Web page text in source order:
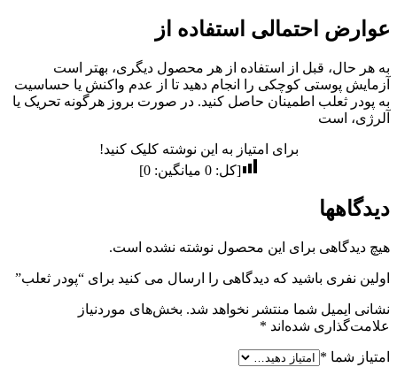
عوارض احتمالی استفاده از
به هر حال، قبل از استفاده از هر محصول دیگری، بهتر است
آزمایش پوستی کوچکی را انجام دهید تا از عدم واکنش یا حساسیت
به پودر ثعلب اطمینان حاصل کنید. در صورت بروز هرگونه تحریک یا
آلرژی، است
برای امتیاز به این نوشته کلیک کنید!
[کل:0 میانگین:0
]
دیدگاهها
هیچ دیدگاهی برای این محصول نوشته نشده است.
اولین نفری باشید که دیدگاهی را ارسال می کنید برای “پودر ثعلب”
نشانی ایمیل شما منتشر نخواهد شد. بخش‌های موردنیاز
علامت‌گذاری شده‌اند *
امتیاز شما *